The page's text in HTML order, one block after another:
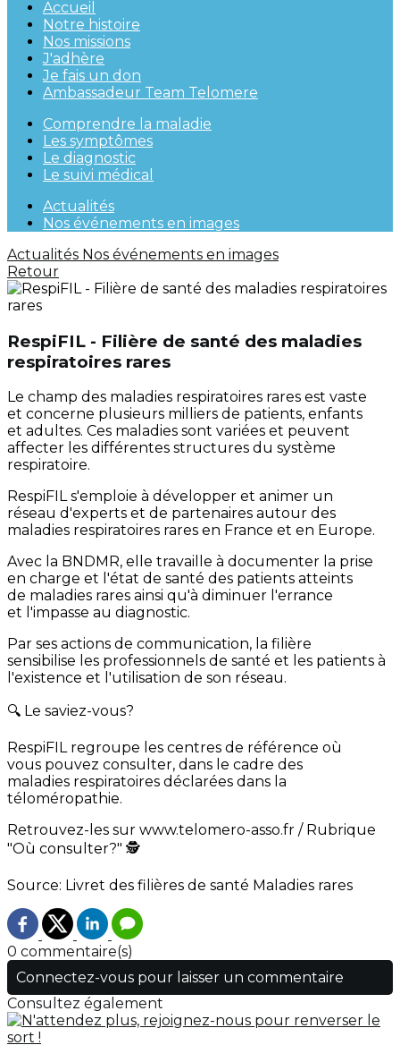
Accueil
Notre histoire
Nos missions
J'adhère
Je fais un don
Ambassadeur Team Telomere
Comprendre la maladie
Les symptômes
Le diagnostic
Le suivi médical
Actualités
Nos événements en images
Actualités Nos événements en images
Retour
RespiFIL - Filière de santé des maladies
respiratoires rares
Le champ des maladies respiratoires rares est vaste
et concerne plusieurs milliers de patients, enfants
et adultes. Ces maladies sont variées et peuvent
affecter les différentes structures du système
respiratoire.
RespiFIL s'emploie à développer et animer un
réseau d'experts et de partenaires autour des
maladies respiratoires rares en France et en Europe.
Avec la BNDMR, elle travaille à documenter la prise
en charge et l'état de santé des patients atteints
de maladies rares ainsi qu'à diminuer l'errance
et l'impasse au diagnostic.
Par ses actions de communication, la filière
sensibilise les professionnels de santé et les patients à
l'existence et l'utilisation de son réseau.
🔍 Le saviez-vous?
RespiFIL regroupe les centres de référence où
vous pouvez consulter, dans le cadre des
maladies respiratoires déclarées dans la
téloméropathie.
Retrouvez-les sur www.telomero-asso.fr / Rubrique
"Où consulter?" 🕵️
Source: Livret des filières de santé Maladies rares
0 commentaire(s)
Connectez-vous pour laisser un commentaire
Consultez également